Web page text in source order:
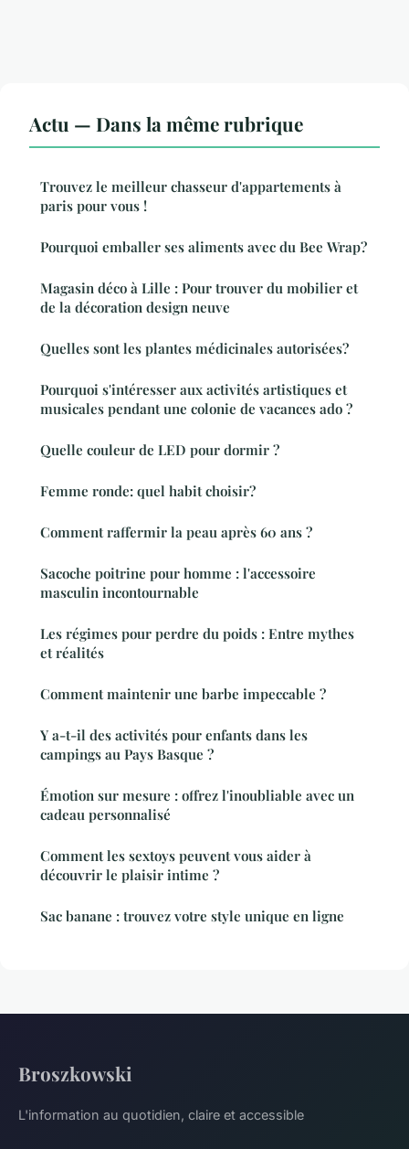
Actu — Dans la même rubrique
Trouvez le meilleur chasseur d'appartements à
paris pour vous !
Pourquoi emballer ses aliments avec du Bee Wrap?
Magasin déco à Lille : Pour trouver du mobilier et
de la décoration design neuve
Quelles sont les plantes médicinales autorisées?
Pourquoi s'intéresser aux activités artistiques et
musicales pendant une colonie de vacances ado ?
Quelle couleur de LED pour dormir ?
Femme ronde: quel habit choisir?
Comment raffermir la peau après 60 ans ?
Sacoche poitrine pour homme : l'accessoire
masculin incontournable
Les régimes pour perdre du poids : Entre mythes
et réalités
Comment maintenir une barbe impeccable ?
Y a-t-il des activités pour enfants dans les
campings au Pays Basque ?
Émotion sur mesure : offrez l'inoubliable avec un
cadeau personnalisé
Comment les sextoys peuvent vous aider à
découvrir le plaisir intime ?
Sac banane : trouvez votre style unique en ligne
Broszkowski
L'information au quotidien, claire et accessible